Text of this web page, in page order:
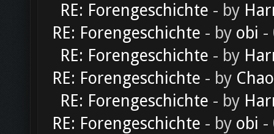
RE: Forengeschichte - by
RE: Forengeschichte - by obi -
RE: Forengeschichte - by
RE: Forengeschichte - by
RE: Forengeschichte - by
RE: Forengeschichte - by obi -